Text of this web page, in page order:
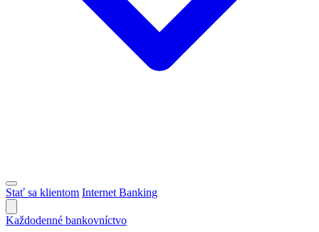
Stať sa klientom Internet Banking
Každodenné bankovníctvo